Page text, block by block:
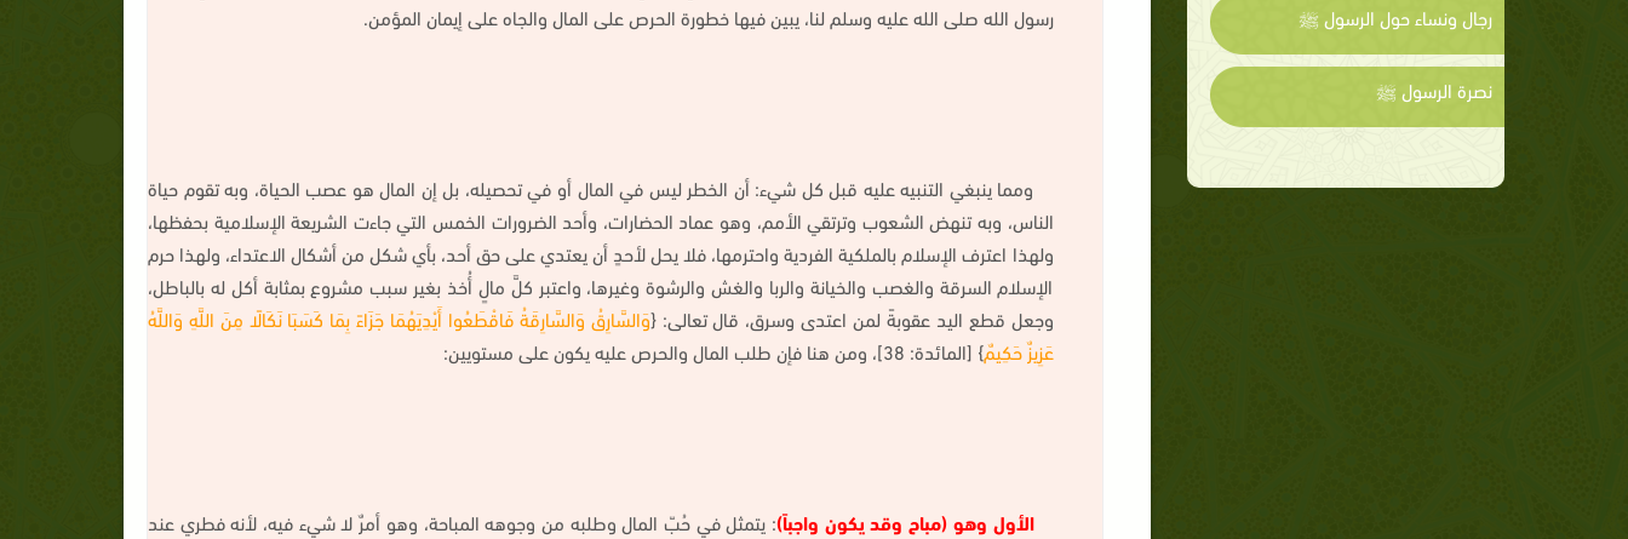
رجال ونساء حول الرسول ﷺ
نصرة الرسول ﷺ
رسول الله صلى الله عليه وسلم لنا، يبين فيها خطورة الحرص على المال والجاه على إيمان المؤمن.
ومما ينبغي التنبيه عليه قبل كل شيء: أن الخطر ليس في المال أو في تحصيله، بل إن المال هو عصب الحياة، وبه تقوم حياة
الناس، وبه تنهض الشعوب وترتقي الأمم، وهو عماد الحضارات، وأحد الضرورات الخمس التي جاءت الشريعة الإسلامية بحفظها،
ولهذا اعترف الإسلام بالملكية الفردية واحترمها، فلا يحل لأحدٍ أن يعتدي على حق أحد، بأي شكل من أشكال الاعتداء، ولهذا حرم
الإسلام السرقة والغصب والخيانة والربا والغش والرشوة وغيرها، واعتبر كلَّ مالٍ أُخذ بغير سبب مشروع بمثابة أكل له بالباطل،
وجعل قطع اليد عقوبةً لمن اعتدى وسرق، قال تعالى: {وَالسَّارِقُ وَالسَّارِقَةُ فَاقْطَعُوا أَيْدِيَهُمَا جَزَاءً بِمَا كَسَبَا نَكَالًا مِنَ اللَّهِ وَاللَّهُ
عَزِيزٌ حَكِيمٌ} [المائدة: 38]، ومن هنا فإن طلب المال والحرص عليه يكون على مستويين:
الأول وهو (مباح وقد يكون واجباً): يتمثل في حُبّ المال وطلبه من وجوهه المباحة، وهو أمرٌ لا شيء فيه، لأنه فطري عند